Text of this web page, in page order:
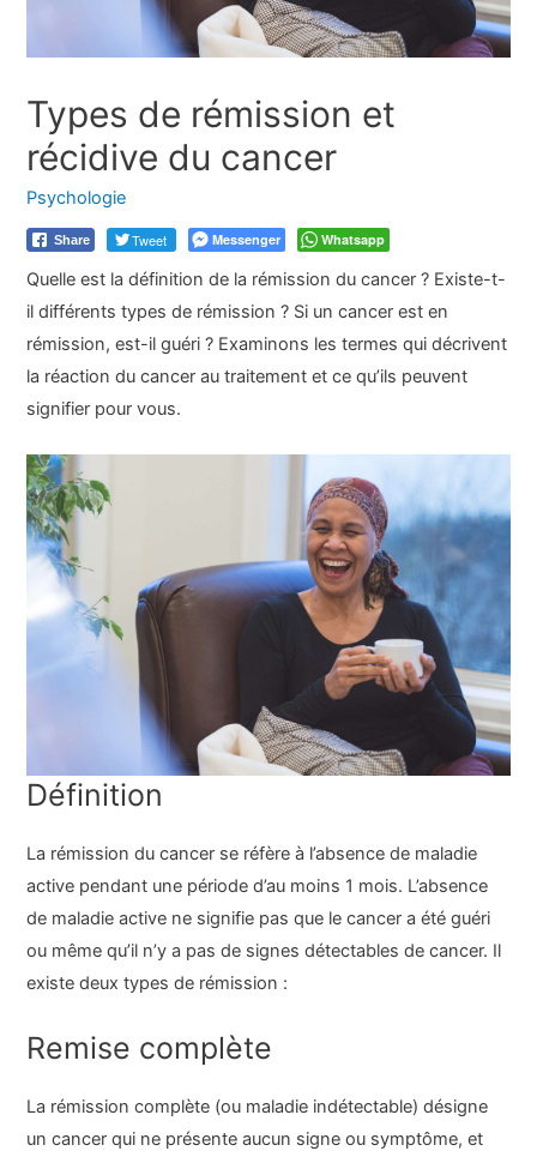
Types de rémission et
récidive du cancer
Psychologie
Share Tweet Messenger Whatsapp
Quelle est la définition de la rémission du cancer ? Existe-t-
il différents types de rémission ? Si un cancer est en
rémission, est-il guéri ? Examinons les termes qui décrivent
la réaction du cancer au traitement et ce qu’ils peuvent
signifier pour vous.
Définition
La rémission du cancer se réfère à l’absence de maladie
active pendant une période d’au moins 1 mois. L’absence
de maladie active ne signifie pas que le cancer a été guéri
ou même qu’il n’y a pas de signes détectables de cancer. Il
existe deux types de rémission :
Remise complète
La rémission complète (ou maladie indétectable) désigne
un cancer qui ne présente aucun signe ou symptôme, et